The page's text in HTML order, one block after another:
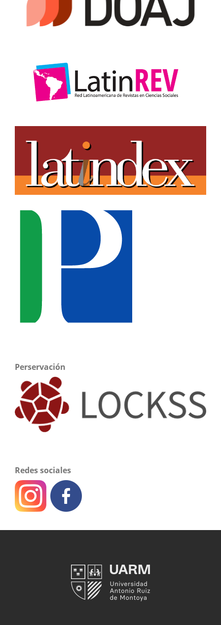
Perservación
Redes sociales